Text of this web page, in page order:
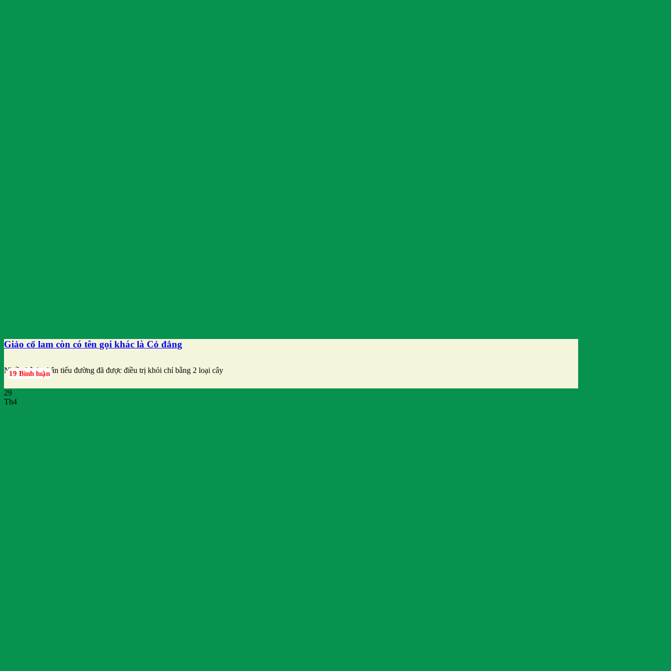
Giảo cổ lam còn có tên gọi khác là Cỏ đắng
Nhiều bệnh nhân tiểu đường đã được điều trị khỏi chỉ bằng 2 loại cây
19 Bình luận
29
Th4